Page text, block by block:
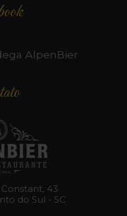
AlpenBier
43
do Sul - SC